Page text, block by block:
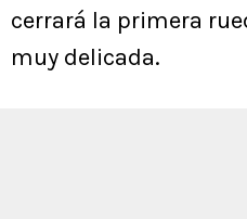
cerrará la primera
muy delicada.